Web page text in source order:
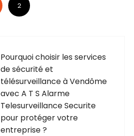
2
Pourquoi choisir les services
de sécurité et
télésurveillance à Vendôme
avec A T S Alarme
Telesurveillance Securite
pour protéger votre
entreprise ?